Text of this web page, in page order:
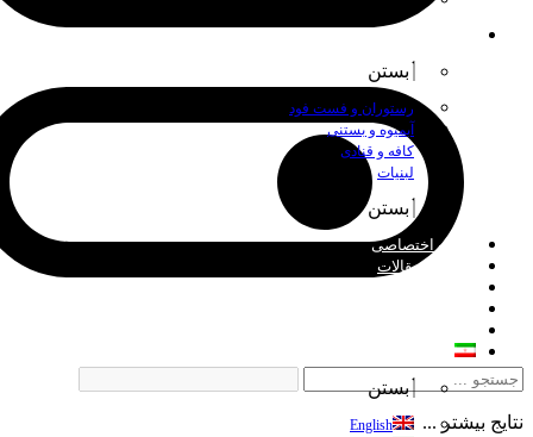
نتایج بیشتر ...
بستن
رستوران و فست فود
آبمیوه و بستنی
کافه و قنادی
لبنیات
بستن
چاپ اختصاصی
اخبار و مقالات
بستن
English